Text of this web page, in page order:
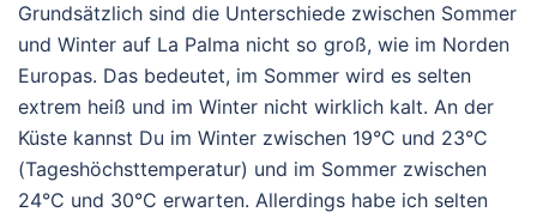
Grundsätzlich sind die Unterschiede zwischen Sommer
und Winter auf La Palma nicht so groß, wie im Norden
Europas. Das bedeutet, im Sommer wird es selten
extrem heiß und im Winter nicht wirklich kalt. An der
Küste kannst Du im Winter zwischen 19°C und 23°C
(Tageshöchsttemperatur) und im Sommer zwischen
24°C und 30°C erwarten. Allerdings habe ich selten